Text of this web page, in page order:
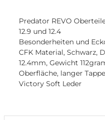
Predator REVO
12.9 und 12.4
Besonderheiten und
CFK Material, Schwarz,
12.4mm, Gewicht
Oberfläche, langer
Victory Soft Leder